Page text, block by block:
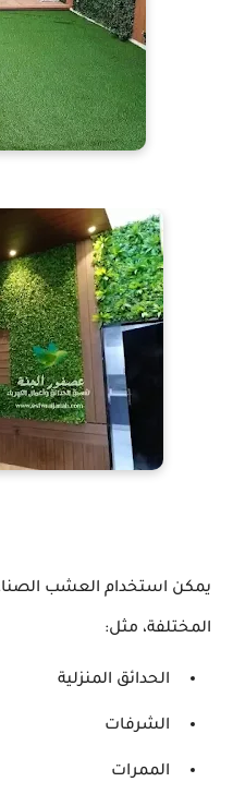
يمكن استخدام العشب
المختلفة، مثل:
الحدائق المنزلية
الشرفات
الممرات